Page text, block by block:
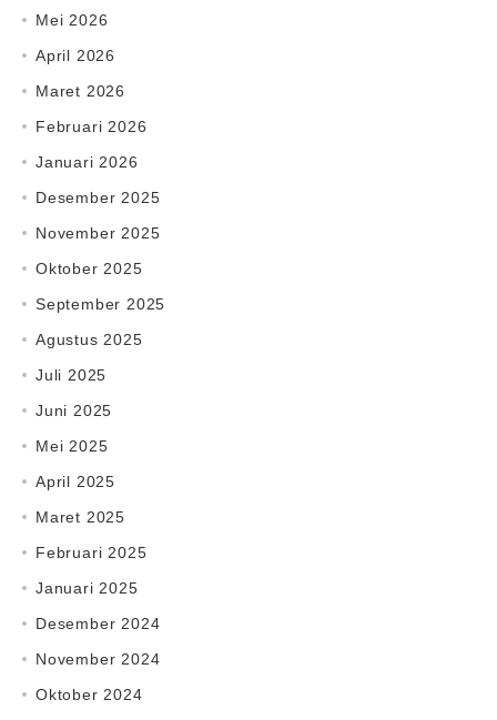
Mei 2026
April 2026
Maret 2026
Februari 2026
Januari 2026
Desember 2025
November 2025
Oktober 2025
September 2025
Agustus 2025
Juli 2025
Juni 2025
Mei 2025
April 2025
Maret 2025
Februari 2025
Januari 2025
Desember 2024
November 2024
Oktober 2024